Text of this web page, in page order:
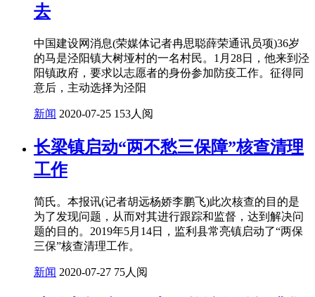
去
中国建设网消息(荣媒体记者冉思聪薛荣通讯员项)36岁
的马是泾阳镇大树垭村的一名村民。1月28日，他来到泾
阳镇政府，要求以志愿者的身份参加防疫工作。征得同
意后，主动选择为泾阳
新闻 2020-07-25 153人阅
长梁镇启动“两不愁三保障”核查清理
工作
简氏。本报讯(记者胡远杨娇李鹏飞)此次核查的目的是
为了发现问题，从而对其进行跟踪和监督，达到解决问
题的目的。2019年5月14日，监利县常亮镇启动了“两保
三保”核查清理工作。
新闻 2020-07-27 75人阅